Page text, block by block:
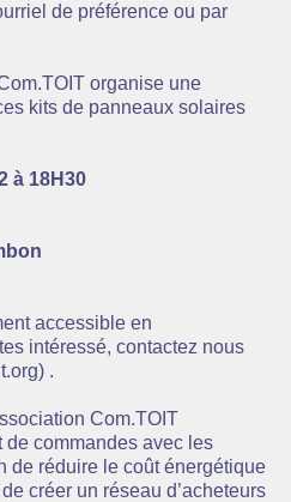
de préférence ou par
organise une
kits de panneaux solaires
à 18H30
accessible en
intéressé, contactez nous
.
Com.TOIT
commandes avec les
de réduire le coût énergétique
créer un réseau d’acheteurs